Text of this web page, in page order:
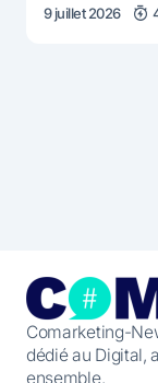
9 juillet 2026
Comarketing-
dédié au Digital,
ensemble.